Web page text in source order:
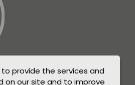
provide the services and
on our site and to improve